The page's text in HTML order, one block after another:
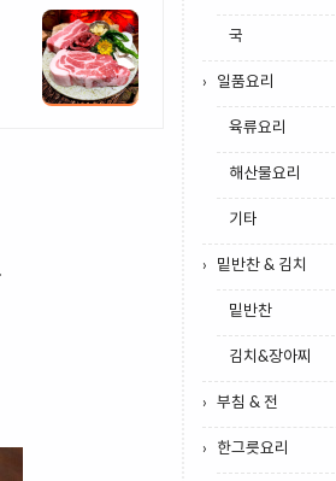
국
일품요리
육류요리
해산물요리
기타
밑반찬 & 김치
밑반찬
김치&장아찌
부침 & 전
한그릇요리